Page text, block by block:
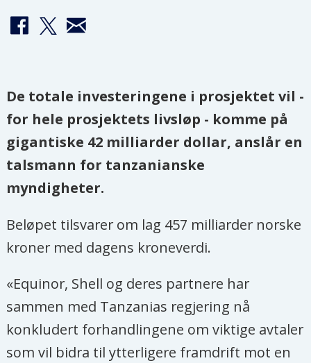
De totale investeringene i prosjektet vil -
for hele prosjektets livsløp - komme på
gigantiske 42 milliarder dollar, anslår en
talsmann for tanzanianske
myndigheter.
Beløpet tilsvarer om lag 457 milliarder norske
kroner med dagens kroneverdi.
«Equinor, Shell og deres partnere har
sammen med Tanzanias regjering nå
konkludert forhandlingene om viktige avtaler
som vil bidra til ytterligere framdrift mot en